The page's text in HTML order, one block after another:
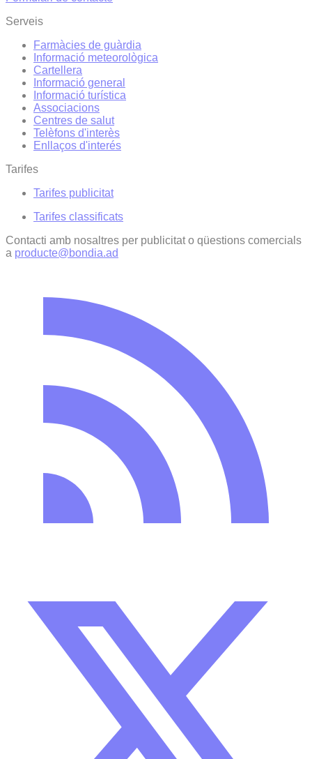
Serveis
Farmàcies de guàrdia
Informació meteorològica
Cartellera
Informació general
Informació turística
Associacions
Centres de salut
Telèfons d'interès
Enllaços d'interés
Tarifes
Tarifes publicitat
Tarifes classificats
Contacti amb nosaltres per publicitat o qüestions comercials
a producte@bondia.ad